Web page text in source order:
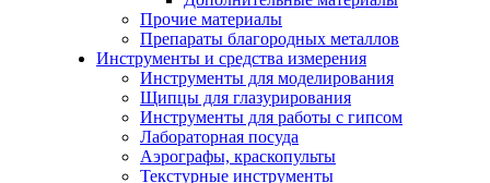
Прочие материалы
Препараты благородных металлов
Инструменты и средства измерения
Инструменты для моделирования
Щипцы для глазурирования
Инструменты для работы с гипсом
Лабораторная посуда
Аэрографы, краскопульты
Текстурные инструменты